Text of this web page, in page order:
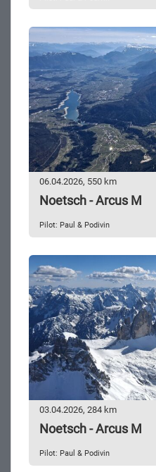
06.04.2026, 550 km
Noetsch - Arcus M
Pilot: Paul & Podivin
03.04.2026, 284 km
Noetsch - Arcus M
Pilot: Paul & Podivin